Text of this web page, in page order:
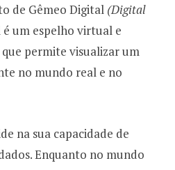
de Gêmeo Digital (Digital
é um espelho virtual e
permite visualizar um
no mundo real e no
na sua capacidade de
Enquanto no mundo